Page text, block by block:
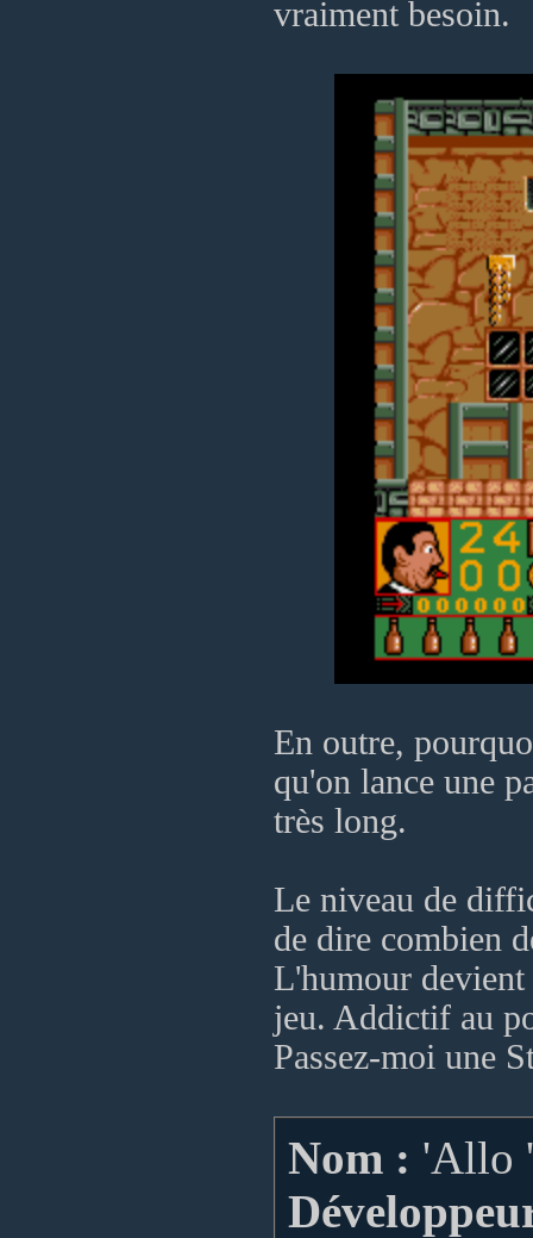
vraiment besoin.
En outre,
qu'on lance une
très long.
Le niveau de
de dire combien
L'humour devient
jeu. Addictif au
Passez-moi une
Nom : 'Allo